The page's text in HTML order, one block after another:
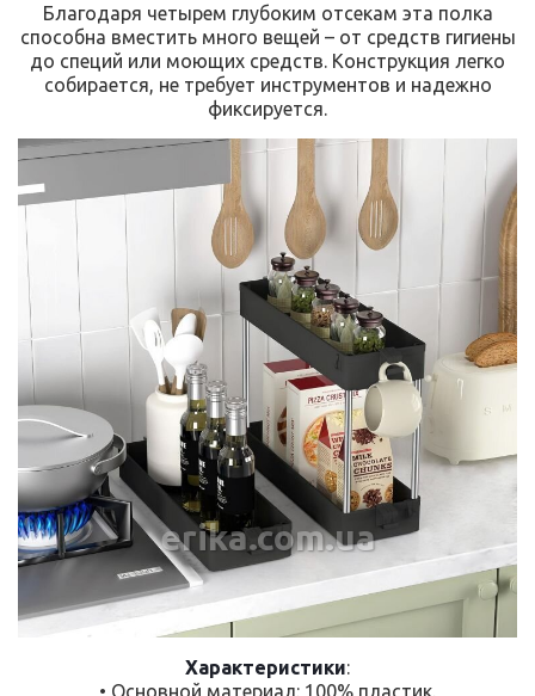
Благодаря четырем глубоким отсекам эта полка
способна вместить много вещей – от средств гигиены
до специй или моющих средств. Конструкция легко
собирается, не требует инструментов и надежно
фиксируется.
erika.com.ua
Характеристики:
• Основной материал: 100% пластик.